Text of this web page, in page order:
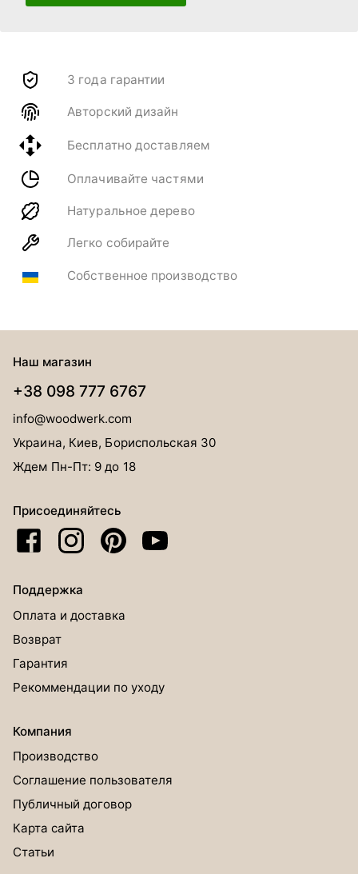
3 года гарантии
Авторский дизайн
Бесплатно доставляем
Оплачивайте частями
Натуральное дерево
Легко собирайте
Собственное производство
Наш магазин
+38 098 777 6767
info@woodwerk.com
Украина, Киев, Бориспольская 30
Ждем Пн-Пт: 9 до 18
Присоединяйтесь
Поддержка
Оплата и доставка
Возврат
Гарантия
Рекоммендации по уходу
Компания
Производство
Соглашение пользователя
Публичный договор
Карта сайта
Статьи